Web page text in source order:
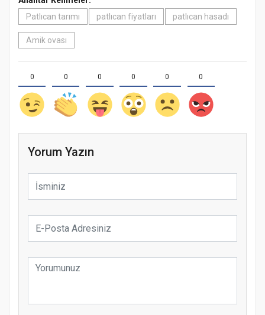
Patlıcan tarımı
patlıcan fiyatları patlıcan hasadı
Amik ovası
0 0 0 0 0 0
Yorum Yazın